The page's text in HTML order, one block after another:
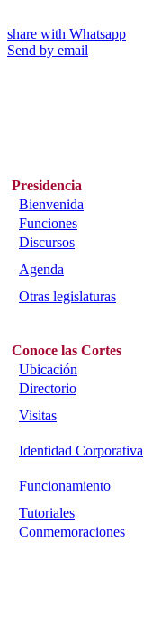
share with Whatsapp
Send by email
Presidencia
Bienvenida
Funciones
Discursos
Agenda
Otras legislaturas
Conoce las Cortes
Ubicación
Directorio
Visitas
Identidad Corporativa
Funcionamiento
Tutoriales
Conmemoraciones